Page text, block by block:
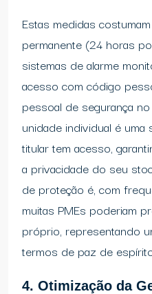
Estas medidas
permanente (24 horas
sistemas de alarme
acesso com código
pessoal de segurança
unidade individual é
titular tem acesso,
a privacidade do seu
de proteção é, com
muitas PMEs poderiam
próprio, representando
termos de paz de
4. Otimização da